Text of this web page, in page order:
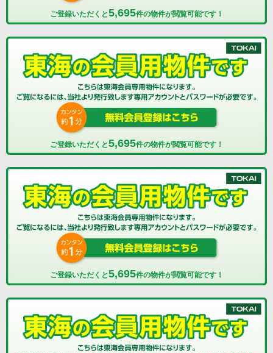
ご登録いただくと5,695件の物件が閲覧可能です！
ご登録いただくと5,695件の物件が閲覧可能です！
ご登録いただくと5,695件の物件が閲覧可能です！